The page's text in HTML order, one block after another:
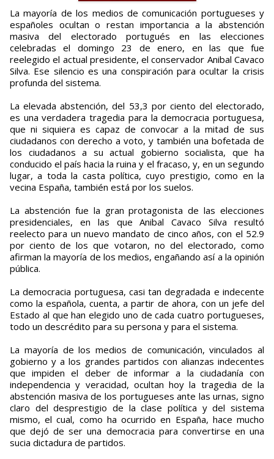
La mayoría de los medios de comunicación portugueses y
españoles ocultan o restan importancia a la abstención
masiva del electorado portugués en las elecciones
celebradas el domingo 23 de enero, en las que fue
reelegido el actual presidente, el conservador Anibal Cavaco
Silva. Ese silencio es una conspiración para ocultar la crisis
profunda del sistema.
La elevada abstención, del 53,3 por ciento del electorado,
es una verdadera tragedia para la democracia portuguesa,
que ni siquiera es capaz de convocar a la mitad de sus
ciudadanos con derecho a voto, y también una bofetada de
los ciudadanos a su actual gobierno socialista, que ha
conducido el país hacia la ruina y el fracaso, y, en un segundo
lugar, a toda la casta política, cuyo prestigio, como en la
vecina España, también está por los suelos.
La abstención fue la gran protagonista de las elecciones
presidenciales, en las que Anibal Cavaco Silva resultó
reelecto para un nuevo mandato de cinco años, con el 52.9
por ciento de los que votaron, no del electorado, como
afirman la mayoría de los medios, engañando así a la opinión
pública.
La democracia portuguesa, casi tan degradada e indecente
como la española, cuenta, a partir de ahora, con un jefe del
Estado al que han elegido uno de cada cuatro portugueses,
todo un descrédito para su persona y para el sistema.
La mayoría de los medios de comunicación, vinculados al
gobierno y a los grandes partidos con alianzas indecentes
que impiden el deber de informar a la ciudadanía con
independencia y veracidad, ocultan hoy la tragedia de la
abstención masiva de los portugueses ante las urnas, signo
claro del desprestigio de la clase política y del sistema
mismo, el cual, como ha ocurrido en España, hace mucho
que dejó de ser una democracia para convertirse en una
sucia dictadura de partidos.